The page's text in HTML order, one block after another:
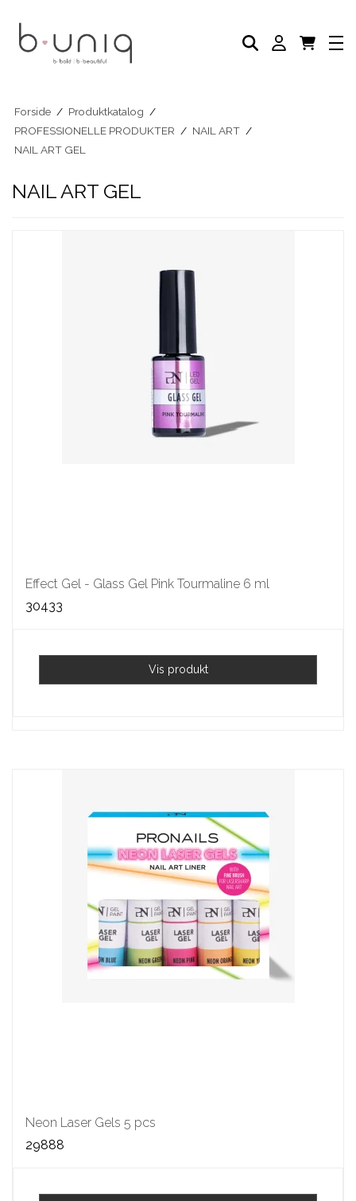
PLEJE PRODUKTER
AKADEMI
PROFESSIONELLE PRODUKTER
BLOG
Forside / Produktkatalog /
PROFESSIONELLE PRODUKTER / NAIL ART /
NAIL ART GEL
NAIL ART GEL
Effect Gel - Glass Gel Pink Tourmaline 6 ml
30433
Vis produkt
Neon Laser Gels 5 pcs
29888